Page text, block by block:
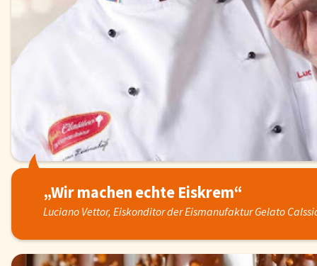
„Wir machen echte Eiskrem“
Luciano Vettor, Eiskonditor der Eismanufaktur Gelato